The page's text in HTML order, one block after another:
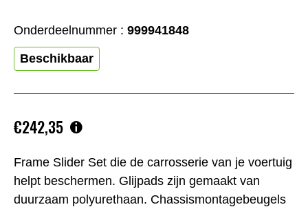
Frame Slider Set die de carrosserie van je voertuig
helpt beschermen. Glijpads zijn gemaakt van
duurzaam polyurethaan. Chassismontagebeugels
€242,35
Onderdeelnummer : 999941848
Beschikbaar